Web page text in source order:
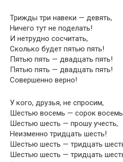
Трижды три навеки — девять,
Ничего тут не поделать!
И нетрудно сосчитать,
Сколько будет пятью пять!
Пятью пять — двадцать пять!
Пятью пять — двадцать пять!
Совершенно верно!
У кого, друзья, не спросим,
Шестью восемь — сорок
Шестью шесть — прошу учесть,
Неизменно тридцать шесть!
Шестью шесть — тридцать
Шестью шесть — тридцать